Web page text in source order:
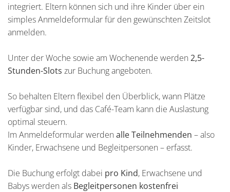
integriert. Eltern können sich und ihre Kinder über ein
simples Anmeldeformular für den gewünschten Zeitslot
anmelden.
Unter der Woche sowie am Wochenende werden 2,5-
Stunden-Slots zur Buchung angeboten.
So behalten Eltern flexibel den Überblick, wann Plätze
verfügbar sind, und das Café-Team kann die Auslastung
optimal steuern.
Im Anmeldeformular werden alle Teilnehmenden – also
Kinder, Erwachsene und Begleitpersonen – erfasst.
Die Buchung erfolgt dabei pro Kind, Erwachsene und
Babys werden als Begleitpersonen kostenfrei